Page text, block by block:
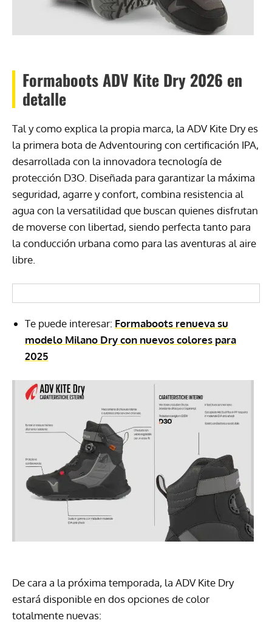
Formaboots ADV Kite Dry 2026 en
detalle
Tal y como explica la propia marca, la ADV Kite Dry es
la primera bota de Adventouring con certificación IPA,
desarrollada con la innovadora tecnología de
protección D3O. Diseñada para garantizar la máxima
seguridad, agarre y confort, combina resistencia al
agua con la versatilidad que buscan quienes disfrutan
de moverse con libertad, siendo perfecta tanto para
la conducción urbana como para las aventuras al aire
libre.
Te puede interesar: Formaboots renueva su
modelo Milano Dry con nuevos colores para
2025
De cara a la próxima temporada, la ADV Kite Dry
estará disponible en dos opciones de color
totalmente nuevas: